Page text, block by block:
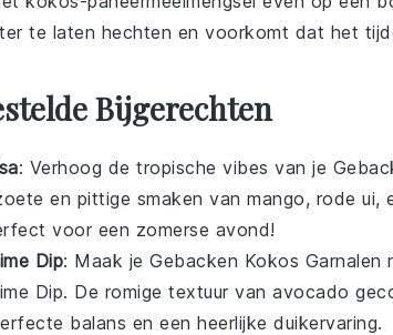
te laten hechten en voorkomt dat het
Bijgerechten
: Verhoog de tropische vibes van je
en pittige smaken van mango, rode ui,
voor een zomerse avond!
Dip: Maak je Gebacken Kokos Garnalen
Dip. De romige textuur van avocado
balans en een heerlijke duikervaring.